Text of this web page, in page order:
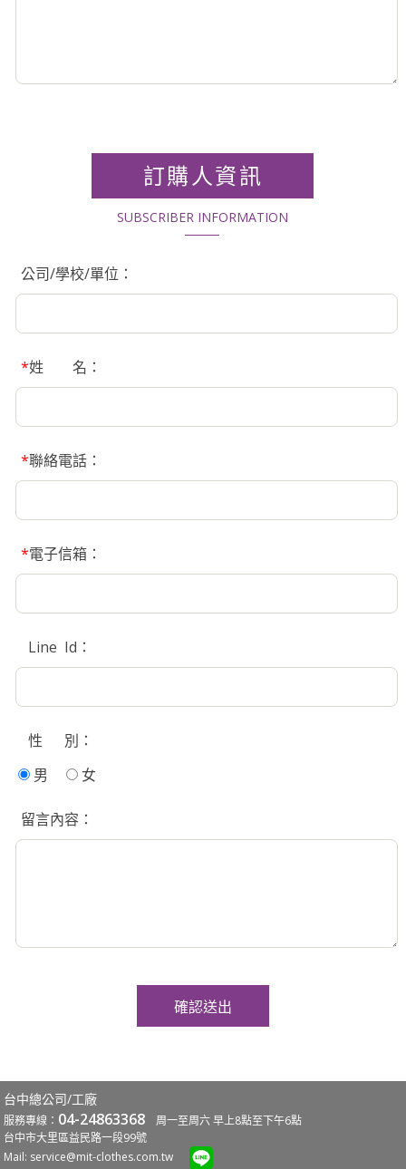
訂購人資訊
SUBSCRIBER INFORMATION
公司/學校/單位：
*姓 名：
*聯絡電話：
*電子信箱：
Line Id：
性 別：
男
女
留言內容：
台中總公司/工廠
服務專線： 04-24863368 周一至周六 早上8點至下午6點
台中市大里區益民路一段99號
Mail: service@mit-clothes.com.tw